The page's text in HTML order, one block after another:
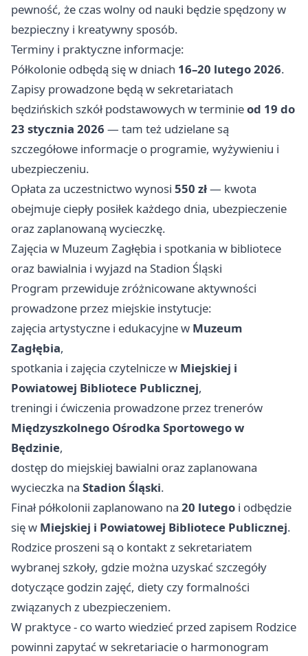
pewność, że czas wolny od nauki będzie spędzony w
bezpieczny i kreatywny sposób.
Terminy i praktyczne informacje:
Półkolonie odbędą się w dniach 16–20 lutego 2026.
Zapisy prowadzone będą w sekretariatach
będzińskich szkół podstawowych w terminieod 19 do
23 stycznia 2026 — tam też udzielane są
szczegółowe informacje o programie, wyżywieniu i
ubezpieczeniu.
Opłata za uczestnictwo wynosi 550 zł— kwota
obejmuje ciepły posiłek każdego dnia, ubezpieczenie
oraz zaplanowaną wycieczkę.
Zajęcia w Muzeum Zagłębia i spotkania w bibliotece
oraz bawialnia i wyjazd na Stadion Śląski
Program przewiduje zróżnicowane aktywności
prowadzone przez miejskie instytucje:
zajęcia artystyczne i edukacyjne w Muzeum
Zagłębia,
spotkania i zajęcia czytelnicze w Miejskiej i
Powiatowej Bibliotece Publicznej,
treningi i ćwiczenia prowadzone przez trenerów
Międzyszkolnego Ośrodka Sportowego w
Będzinie,
dostęp do miejskiej bawialni oraz zaplanowana
wycieczka na Stadion Śląski.
Finał półkolonii zaplanowano na 20 lutego i odbędzie
się w Miejskiej i Powiatowej Bibliotece Publicznej.
Rodzice proszeni są o kontakt z sekretariatem
wybranej szkoły, gdzie można uzyskać szczegóły
dotyczące godzin zajęć, diety czy formalności
związanych z ubezpieczeniem.
W praktyce - co warto wiedzieć przed zapisem Rodzice
powinni zapytać w sekretariacie o harmonogram